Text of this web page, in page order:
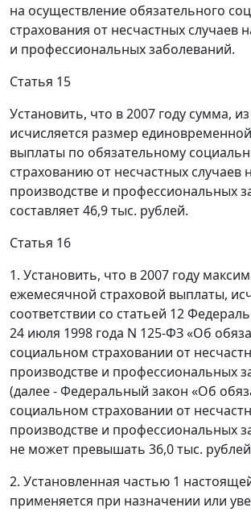
на осуществление обязательного
страхования от несчастных случаев
и профессиональных заболеваний.
Статья 15
Установить, что в 2007 году сумма,
исчисляется размер
выплаты по обязательному
страхованию от несчастных случаев
производстве и профессиональных
составляет 46,9 тыс. рублей.
Статья 16
1. Установить, что в 2007 году
ежемесячной страховой выплаты,
соответствии со статьей 12
24 июля 1998 года N 125-ФЗ «Об
социальном страховании от
производстве и профессиональных
(далее - Федеральный закон «Об
социальном страховании от
производстве и профессиональных
не может превышать 36,0 тыс.
2. Установленная частью 1
применяется при назначении или